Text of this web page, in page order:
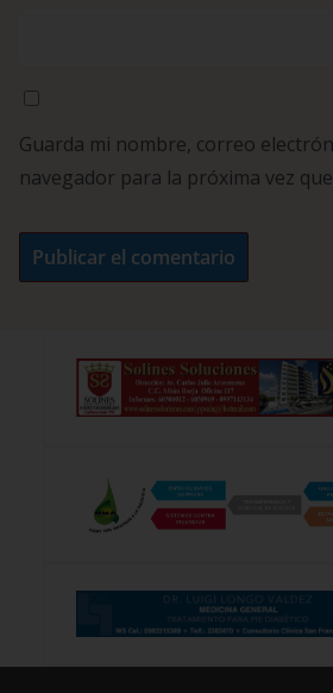
Guarda mi nombre, correo
navegador para la próxima vez